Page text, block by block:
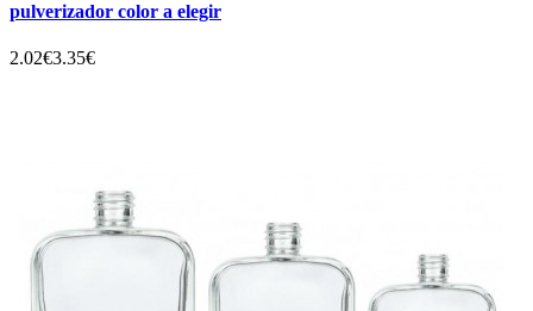
pulverizador color a elegir
2.02€3.35€